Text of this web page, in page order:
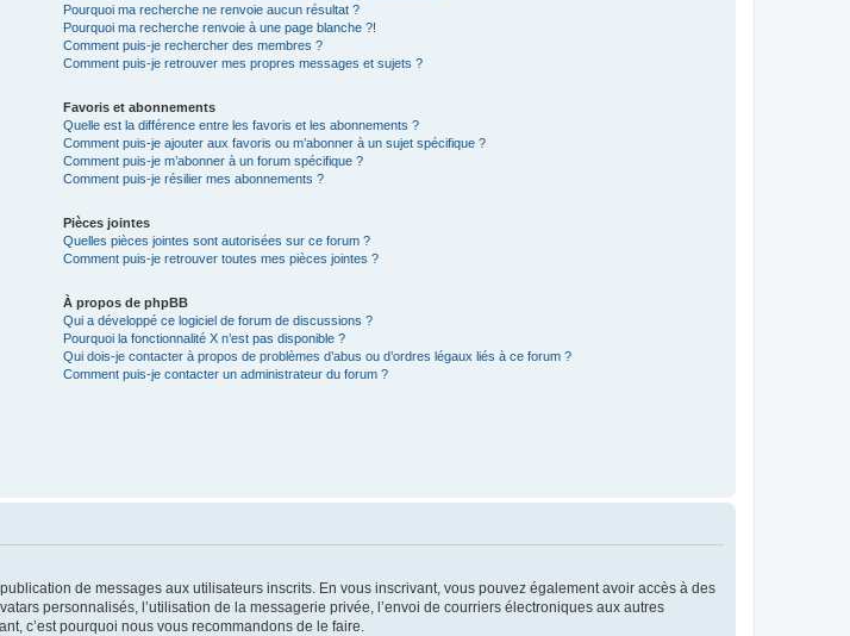
Pourquoi ma recherche ne renvoie aucun résultat ?
Pourquoi ma recherche renvoie à une page blanche ?!
Comment puis-je rechercher des membres ?
Comment puis-je retrouver mes propres messages et sujets ?
Favoris et abonnements
Quelle est la différence entre les favoris et les abonnements ?
Comment puis-je ajouter aux favoris ou m’abonner à un sujet spécifique ?
Comment puis-je m’abonner à un forum spécifique ?
Comment puis-je résilier mes abonnements ?
Pièces jointes
Quelles pièces jointes sont autorisées sur ce forum ?
Comment puis-je retrouver toutes mes pièces jointes ?
À propos de phpBB
Qui a développé ce logiciel de forum de discussions ?
Pourquoi la fonctionnalité X n’est pas disponible ?
Qui dois-je contacter à propos de problèmes d’abus ou d’ordres légaux liés à ce forum ?
Comment puis-je contacter un administrateur du forum ?
de messages aux utilisateurs inscrits. En vous inscrivant, vous pouvez également avoir accès à des
personnalisés, l’utilisation de la messagerie privée, l’envoi de courriers électroniques aux autres
c’est pourquoi nous vous recommandons de le faire.